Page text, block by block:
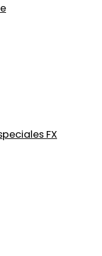
FX